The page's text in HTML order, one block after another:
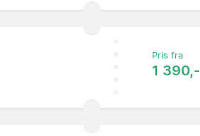
Pris fra
1 390,-